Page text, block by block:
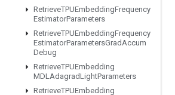
RetrieveTPUEmbeddingFrequency
EstimatorParameters
RetrieveTPUEmbeddingFrequency
EstimatorParametersGradAccum
Debug
RetrieveTPUEmbedding
MDLAdagradLightParameters
RetrieveTPUEmbedding